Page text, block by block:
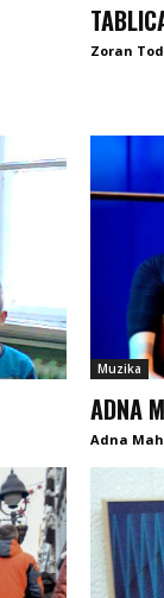
Zoran
Muzika
ADNA
Adna